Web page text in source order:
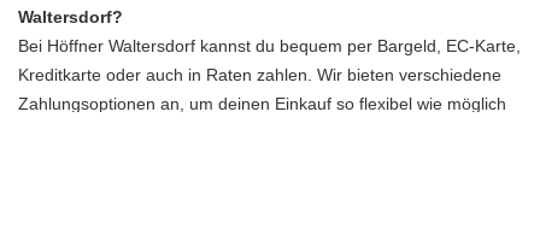
Waltersdorf?
Bei Höffner Waltersdorf kannst du bequem per Bargeld, EC-Karte,
Kreditkarte oder auch in Raten zahlen. Wir bieten verschiedene
Zahlungsoptionen an, um deinen Einkauf so flexibel wie möglich